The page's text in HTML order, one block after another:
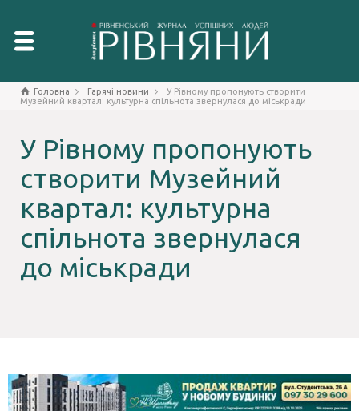
Головна Гарячі новини
У Рівному пропонують створити
Музейний квартал: культурна спільнота звернулася до міськради
У Рівному пропонують
створити Музейний
квартал: культурна
спільнота звернулася
до міськради